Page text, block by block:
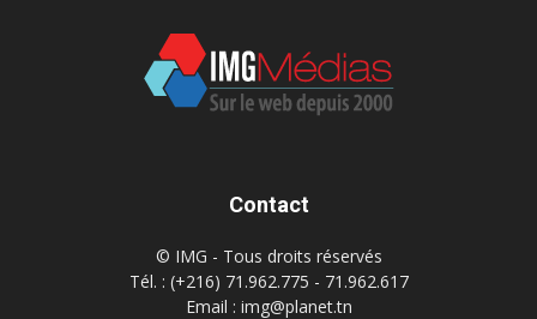
Contact
© IMG - Tous droits réservés
Tél. : (+216) 71.962.775 - 71.962.617
Email : img@planet.tn